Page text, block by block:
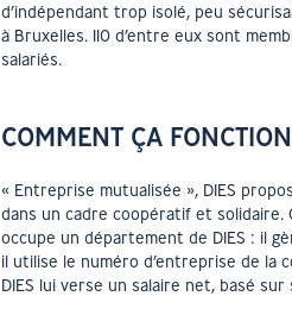
d’indépendant trop isolé, peu
à Bruxelles. 110 d’entre eux sont
salariés.
COMMENT ÇA
« Entreprise mutualisée », DIES
dans un cadre coopératif et
occupe un département de DIES : il
il utilise le numéro d’entreprise de
DIES lui verse un salaire net, basé